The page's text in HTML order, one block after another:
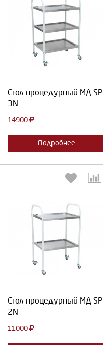
Стол процедурный МД SP
3N
14900
Подробнее
Выберите количество:
Стол процедурный МД SP
2N
11000
Выберите количество: